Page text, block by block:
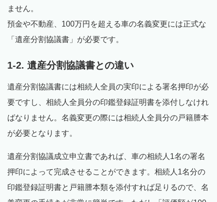
ません。
預金や不動産、100万円を超える車の名義変更には正式な
「遺産分割協議書」が必要です。
1-2. 遺産分割協議書との違い
遺産分割協議書には相続人全員の実印による署名押印が必
要ですし、相続人全員分の印鑑登録証明書を添付しなけれ
ばなりません。名義変更の際には相続人全員分の戸籍謄本
が必要となります。
遺産分割協議成立申立書であれば、車の相続人1名の署名
押印によって完成させることができます。相続人1名分の
印鑑登録証明書と戸籍謄本類を添付すれば足りるので、名